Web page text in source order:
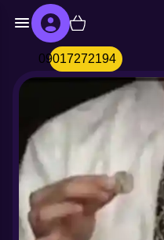
09017272194